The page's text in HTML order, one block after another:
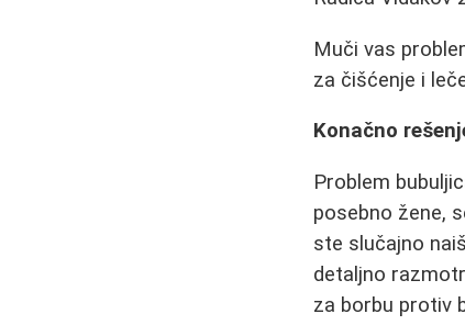
Muči vas
za čišćenje i
Konačno
Problem
posebno žene,
ste slučajno
detaljno
za borbu protiv